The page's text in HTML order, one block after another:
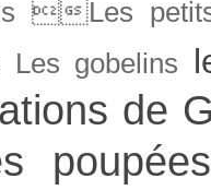
Les
Les gobelins
de
poupées